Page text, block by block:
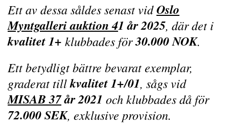
Ett av dessa såldes senast vidOslo
Myntgalleri auktion 41 år 2025, där det i
kvalitet 1+ klubbades för30.000 NOK.
Ett betydligt bättre bevarat exemplar,
graderat tillkvalitet 1+/01, sågs vid
MISAB 37år 2021 och klubbades då för
72.000 SEK, exklusive provision.